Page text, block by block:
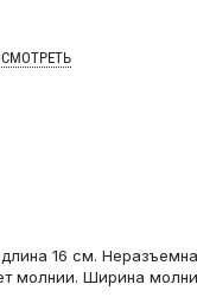
16 см.
молнии. Ширина